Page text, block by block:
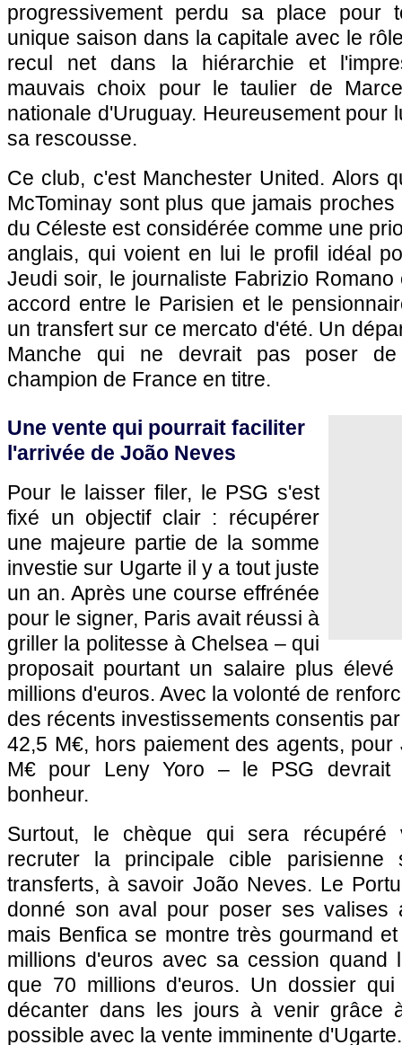
progressivement perdu sa place pour
unique saison dans la capitale avec le
recul net dans la hiérarchie et
mauvais choix pour le taulier de
nationale d'Uruguay. Heureusement pour
sa rescousse.
Ce club, c'est Manchester United. Alors
McTominay sont plus que jamais
du Céleste est considérée comme une
anglais, qui voient en lui le profil idéal
Jeudi soir, le journaliste Fabrizio
accord entre le Parisien et le
un transfert sur ce mercato d'été. Un
Manche qui ne devrait pas poser
champion de France en titre.
Une vente qui pourrait faciliter
l'arrivée de João Neves
Pour le laisser filer, le PSG s'est
fixé un objectif clair : récupérer
une majeure partie de la somme
investie sur Ugarte il y a tout juste
un an. Après une course effrénée
pour le signer, Paris avait réussi à
griller la politesse à Chelsea – qui
proposait pourtant un salaire plus
millions d'euros. Avec la volonté de
des récents investissements consentis
42,5 M€, hors paiement des agents,
M€ pour Leny Yoro – le PSG devrait
bonheur.
Surtout, le chèque qui sera
recruter la principale cible
transferts, à savoir João Neves. Le
donné son aval pour poser ses valises
mais Benfica se montre très gourmand
millions d'euros avec sa cession quand
que 70 millions d'euros. Un dossier
décanter dans les jours à venir grâce
possible avec la vente imminente d'Ugarte.